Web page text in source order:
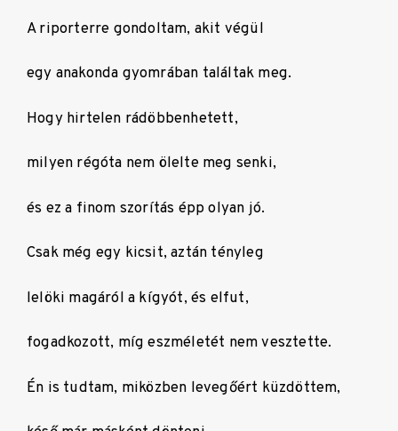
A riporterre gondoltam, akit végül
egy anakonda gyomrában találtak meg.
Hogy hirtelen rádöbbenhetett,
milyen régóta nem ölelte meg senki,
és ez a finom szorítás épp olyan jó.
Csak még egy kicsit, aztán tényleg
lelöki magáról a kígyót, és elfut,
fogadkozott, míg eszméletét nem vesztette.
Én is tudtam, miközben levegőért küzdöttem,